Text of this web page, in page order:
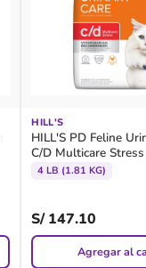
HILL'S
HILL'S PD Feline
C/D Multicare Stress
4 LB (1.81 KG)
S/147.10
Agregar al